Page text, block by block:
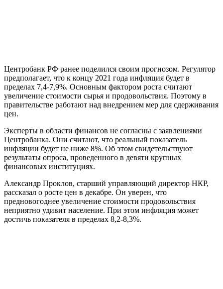
Центробанк РФ ранее поделился своим прогнозом. Регулятор
предполагает, что к концу 2021 года инфляция будет в
пределах 7,4-7,9%. Основным фактором роста считают
увеличение стоимости сырья и продовольствия. Поэтому в
правительстве работают над внедрением мер для сдерживания
цен.
Эксперты в области финансов не согласны с заявлениями
Центробанка. Они считают, что реальный показатель
инфляции будет не ниже 8%. Об этом свидетельствуют
результаты опроса, проведенного в девяти крупных
финансовых институциях.
Александр Проклов, старший управляющий директор НКР,
рассказал о росте цен в декабре. Он уверен, что
предновогоднее увеличение стоимости продовольствия
неприятно удивит население. При этом инфляция может
достичь показателя в пределах 8,2-8,3%.